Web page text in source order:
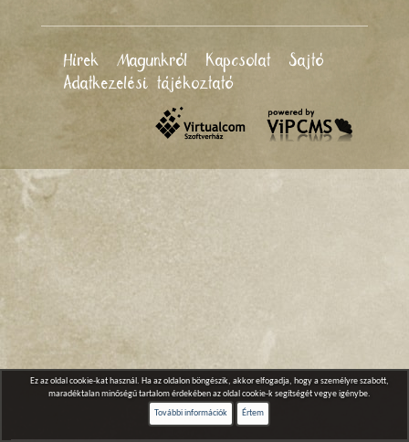
Hírek Magunkról Kapcsolat
Sajtó
Adatkezelési tájékoztató
Ez az oldal cookie-kat használ. Ha az oldalon böngészik, akkor elfogadja, hogy a személyre szabott,
maradéktalan minőségű tartalom érdekében az oldal cookie-k segítségét vegye igénybe.
További információk
Értem